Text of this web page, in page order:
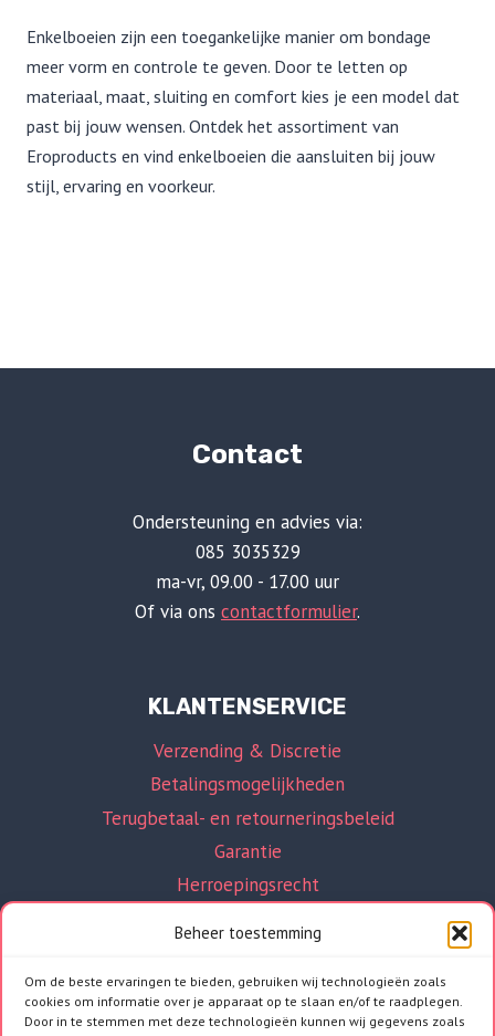
Beheer toestemming
Om de beste ervaringen te bieden, gebruiken wij technologieën zoals
cookies om informatie over je apparaat op te slaan en/of te raadplegen.
Door in te stemmen met deze technologieën kunnen wij gegevens zoals
Enkelboeien zijn een toegankelijke manier om bondage
meer vorm en controle te geven. Door te letten op
materiaal, maat, sluiting en comfort kies je een model dat
past bij jouw wensen. Ontdek het assortiment van
Eroproducts en vind enkelboeien die aansluiten bij jouw
stijl, ervaring en voorkeur.
Contact
Ondersteuning en advies via:
085 3035329
ma-vr, 09.00 - 17.00 uur
Of via ons contactformulier.
KLANTENSERVICE
Verzending & Discretie
Betalingsmogelijkheden
Terugbetaal- en retourneringsbeleid
Garantie
Herroepingsrecht
INFORMATIE